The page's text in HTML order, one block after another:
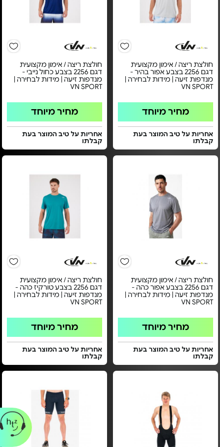
חולצת ריצה / אימון מקצועית
דגם 2256 בצבע אפור בהיר -
מנדפות זיעה | מידות לבחירה |
VN SPORT
מחיר מיוחד
אחריות על טיב המוצר בעת
קבלתו
חולצת ריצה / אימון מקצועית
דגם 2256 בצבע כחול נייבי -
מנדפות זיעה | מידות לבחירה |
VN SPORT
מחיר מיוחד
אחריות על טיב המוצר בעת
קבלתו
חולצת ריצה / אימון מקצועית
דגם 2256 בצבע אפור כהה -
מנדפות זיעה | מידות לבחירה |
VN SPORT
מחיר מיוחד
אחריות על טיב המוצר בעת
קבלתו
חולצת ריצה / אימון מקצועית
דגם 2256 בצבע טורקיז כהה -
מנדפות זיעה | מידות לבחירה |
VN SPORT
מחיר מיוחד
אחריות על טיב המוצר בעת
קבלתו